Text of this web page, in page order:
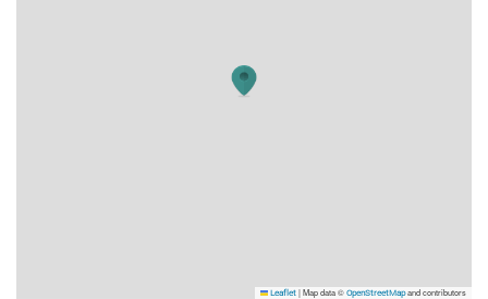
Leaflet |Map data © OpenStreetMapand contributors